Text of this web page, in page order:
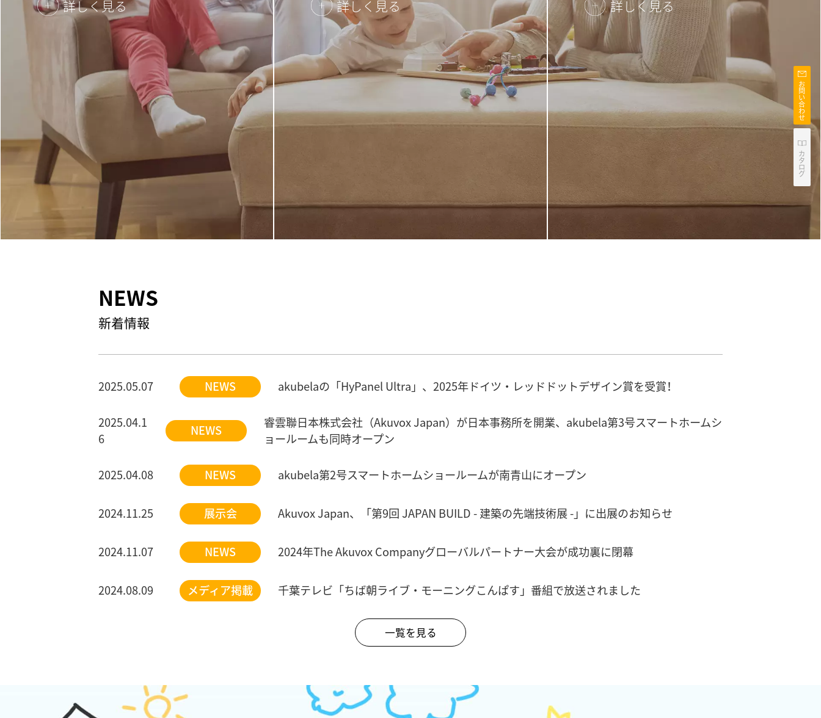
お
問
い
合
わ
せ
カ
タ
ロ
グ
詳しく見る 詳しく見る 詳しく見る
NEWS
新着情報
2025.05.07 NEWS akubelaの「HyPanel Ultra」、2025年ドイツ・レッドドットデザイン賞を受賞！
2025.04.1
6
NEWS
睿雲聯日本株式会社（Akuvox Japan）が日本事務所を開業、akubela第3号スマートホームシ
ョールームも同時オープン
2025.04.08 NEWS akubela第2号スマートホームショールームが南青山にオープン
2024.11.25 展示会 Akuvox Japan、「第9回 JAPAN BUILD - 建築の先端技術展 -」に出展のお知らせ
2024.11.07 NEWS 2024年The Akuvox Companyグローバルパートナー大会が成功裏に閉幕
2024.08.09 メディア掲載 千葉テレビ「ちば朝ライブ・モーニングこんぱす」番組で放送されました
一覧を見る